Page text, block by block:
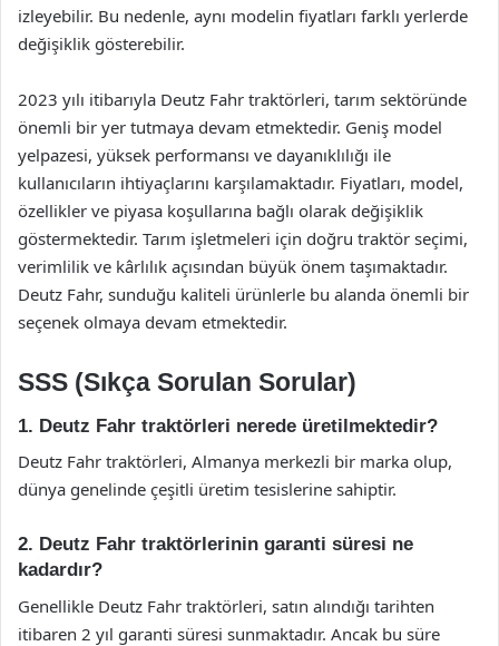
izleyebilir. Bu nedenle, aynı modelin fiyatları farklı yerlerde
değişiklik gösterebilir.
2023 yılı itibarıyla Deutz Fahr traktörleri, tarım sektöründe
önemli bir yer tutmaya devam etmektedir. Geniş model
yelpazesi, yüksek performansı ve dayanıklılığı ile
kullanıcıların ihtiyaçlarını karşılamaktadır. Fiyatları, model,
özellikler ve piyasa koşullarına bağlı olarak değişiklik
göstermektedir. Tarım işletmeleri için doğru traktör seçimi,
verimlilik ve kârlılık açısından büyük önem taşımaktadır.
Deutz Fahr, sunduğu kaliteli ürünlerle bu alanda önemli bir
seçenek olmaya devam etmektedir.
SSS (Sıkça Sorulan Sorular)
1. Deutz Fahr traktörleri nerede üretilmektedir?
Deutz Fahr traktörleri, Almanya merkezli bir marka olup,
dünya genelinde çeşitli üretim tesislerine sahiptir.
2. Deutz Fahr traktörlerinin garanti süresi ne
kadardır?
Genellikle Deutz Fahr traktörleri, satın alındığı tarihten
itibaren 2 yıl garanti süresi sunmaktadır. Ancak bu süre